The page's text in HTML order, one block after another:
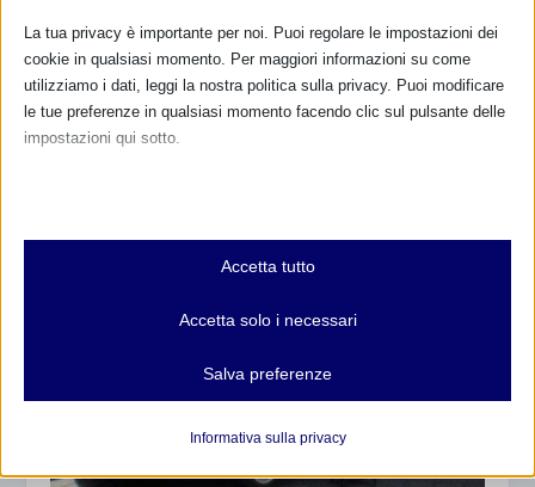
“IL LATTE DELLA MAMMA NON SI SCORDA MAI” a
Palermo
22 Maggio 2010
La tua privacy è importante per noi. Puoi regolare le impostazioni dei
cookie in qualsiasi momento. Per maggiori informazioni su come
utilizziamo i dati, leggi la nostra politica sulla privacy. Puoi modificare
le tue preferenze in qualsiasi momento facendo clic sul pulsante delle
impostazioni qui sotto.
Essenziali
I cookie e i servizi essenziali abilitano le funzioni di base e sono
e servizi non richiedono il consenso dell'utente secondo il GDPR.
Analitici
interagiscono con il nostro sito web.
Accetta tutto
Accetta solo i necessari
Salva preferenze
Informativa sulla privacy